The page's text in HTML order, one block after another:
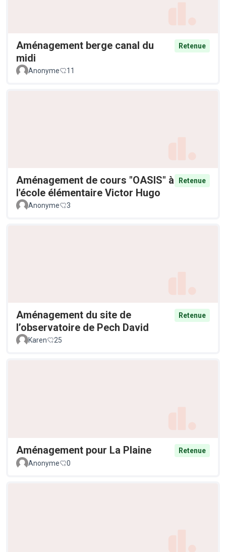
Aménagement berge canal du
midi
Retenue
Anonyme 11
Aménagement de cours "OASIS" à
l'école élémentaire Victor Hugo
Retenue
Anonyme 3
Aménagement du site de
l’observatoire de Pech David
Retenue
Karen 25
Aménagement pour La Plaine
Retenue
Anonyme
0